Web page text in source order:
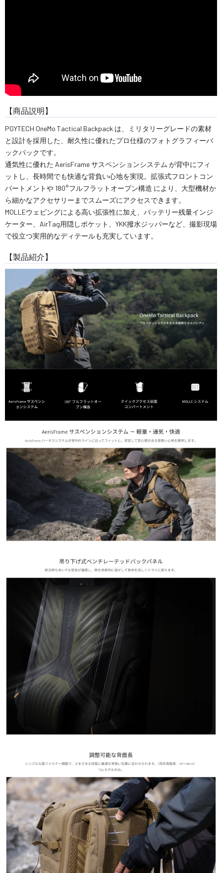
【商品説明】
PGYTECH OneMo Tactical Backpack は、ミリタリーグレードの素材
と設計を採用した、耐久性に優れたプロ仕様のフォトグラフィーバ
ックパックです。
通気性に優れた AerisFrame サスペンションシステム が背中にフィ
ットし、長時間でも快適な背負い心地を実現。拡張式フロントコン
パートメントや 180°フルフラットオープン構造 により、大型機材か
ら細かなアクセサリーまでスムーズにアクセスできます。
MOLLEウェビングによる高い拡張性に加え、バッテリー残量インジ
ケーター、AirTag用隠しポケット、YKK撥水ジッパーなど、撮影現場
で役立つ実用的なディテールも充実しています。
【製品紹介】